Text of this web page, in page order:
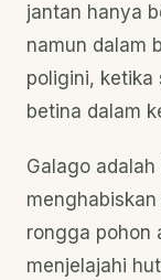
jantan hanya
namun dalam
poligini, ketika
betina dalam
Galago
rongga pohon
menjelajahi